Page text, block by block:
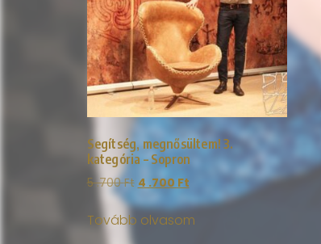
Segítség, megnősültem! 3.
kategória – Sopron
5 .700Ft 4 .700 Ft
Tovább olvasom